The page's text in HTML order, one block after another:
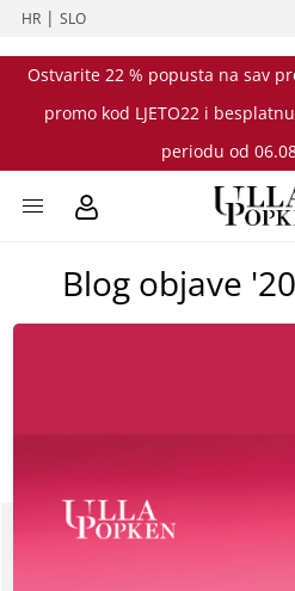
HR |SLO
Ostvarite 22 % popusta na sav
promo kod LJETO22 i
periodu od
Blog objave